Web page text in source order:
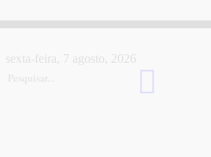
sexta-feira, 7 agosto, 2026